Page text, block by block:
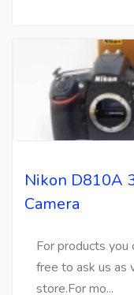
Nikon D810A
Camera
For products you
free to ask us as
store.For mo...